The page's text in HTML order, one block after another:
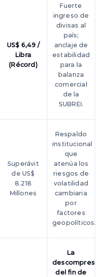
US$ 6,49 /
Libra
(Récord)
Fuerte
ingreso de
divisas al
país;
anclaje de
estabilidad
para la
balanza
comercial
de la
SUBREI.
Superávit
de US$
8.218
Millones
Respaldo
institucional
que
atenúa los
riesgos de
volatilidad
cambiaria
por
factores
geopolíticos.
La
descompresión
del fin de